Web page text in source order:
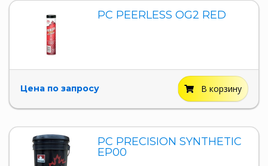
PC PEERLESS OG2 RED
Цена по запросу В корзину
PC PRECISION SYNTHETIC
EP00